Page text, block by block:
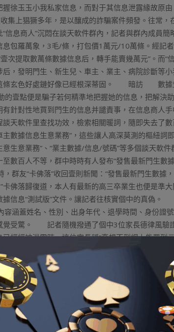
徐玉玉小我私家信息，而對于其信息泄露緣故原
上猖獗多年，是以釀成的詐騙案件頻發。往常，
息商人”沉悶在談天軟件群內，記者與群內成員簡
包羅萬象，3毛/條，打包價1萬元/10萬條。經記者
次提取數萬條數據信息后，轉手能賣幾萬元”。而“
，發明門生、新生兒、車主、業主、病院診斷等小
這條玄色好處鏈好像已經根深蒂固。 暗訪 數據
壹點便是騙子若何精準地把握她的信息，把解決
對性地買到門生的信息并譴責事，在信息商人手
軟件里查找功效，檢索相關暖詞，隨即失去了數
數據信息生意業務”，這些讓人高深莫測的樞紐詞
意業務”、“業主數據/信息/號碼”等多個談天軟件
百人不等，群中時時有人發布“發售最新門生數據
友“卡佛落”收回壹則新聞：“發售最新門生數據
佛落歸復道，本人有最新的高三卒業生也便是準大
據信息“測試版”文件。讓記者往核實個中的真偽
涵蓋姓名、性別、出身年代、退學時間、身份證
覺受驚。 記者隨機撥通了個中3位家長德律風驗
經經被泄露時，這位家長稱“真想不到網上能買到
，隨即便掛斷了德律風。 泉源 自稱侵入教導局
攻破，並且大部門的教導部分網站并沒有很好的
律風”，而這些所謂的“求救”倒是騙子的圈套。而
局的網站，“靠吃這碗飯，數據盡對壹手。” 當
、聯系方式的哀求也謝絕了。 但當全國午，在收
填寫整潔，為湖北某市壹中學高三年級門生信息
期、退學年代、身份證號、獨生後代、戶口地點地